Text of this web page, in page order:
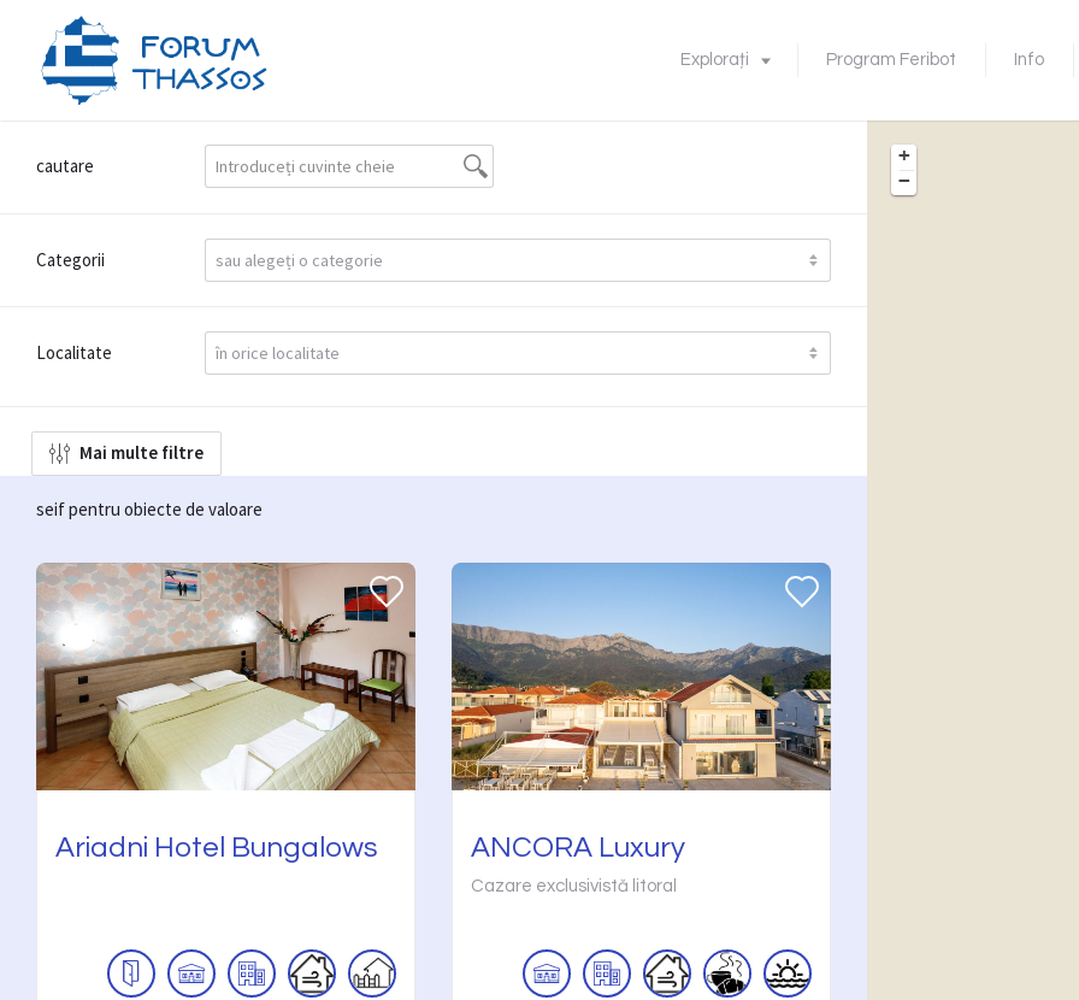
Explorați Program Feribot Info
cautare
Categorii
Localitate
Mai multe filtre
seif pentru obiecte de valoare
Ariadni Hotel Bungalows ANCORA Luxury
Cazare exclusivistă litoral
+
−